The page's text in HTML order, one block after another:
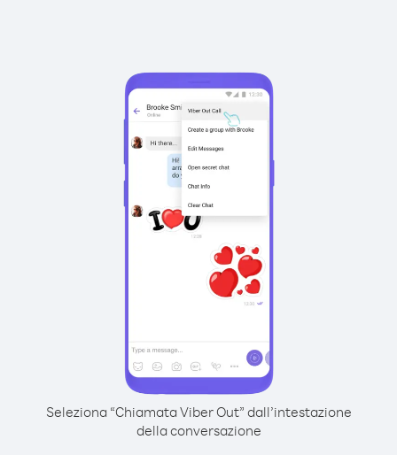
Seleziona “Chiamata Viber Out” dall’intestazione
della conversazione